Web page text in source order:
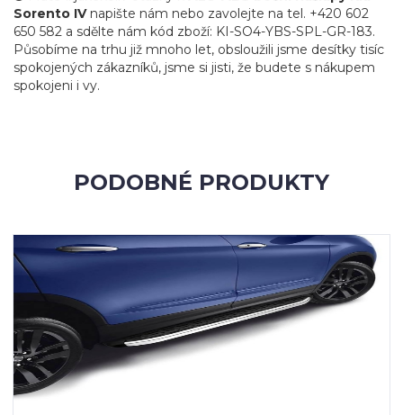
Sorento IVnapište nám nebo zavolejte na tel. +420 602
650 582 a sdělte nám kód zboží: KI-SO4-YBS-SPL-GR-183.
Působíme na trhu již mnoho let, obsloužili jsme desítky tisíc
spokojených zákazníků, jsme si jisti, že budete s nákupem
spokojeni i vy.
PODOBNÉ PRODUKTY